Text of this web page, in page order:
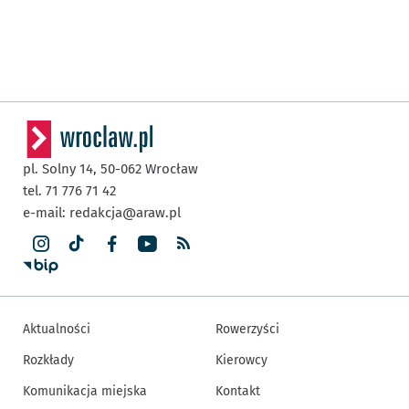
pl. Solny 14, 50-062 Wrocław
tel. 71 776 71 42
e-mail: redakcja@araw.pl
Aktualności
Rozkłady
Komunikacja miejska
Rowerzyści
Kierowcy
Kontakt